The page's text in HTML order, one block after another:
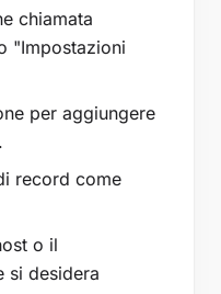
chiamata
"Impostazioni
per aggiungere
record come
o il
si desidera